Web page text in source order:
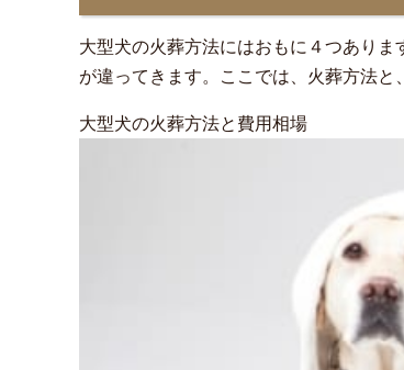
大型犬の火葬方法にはおもに４つあり
が違ってきます。ここでは、火葬方法と
大型犬の火葬方法と費用相場